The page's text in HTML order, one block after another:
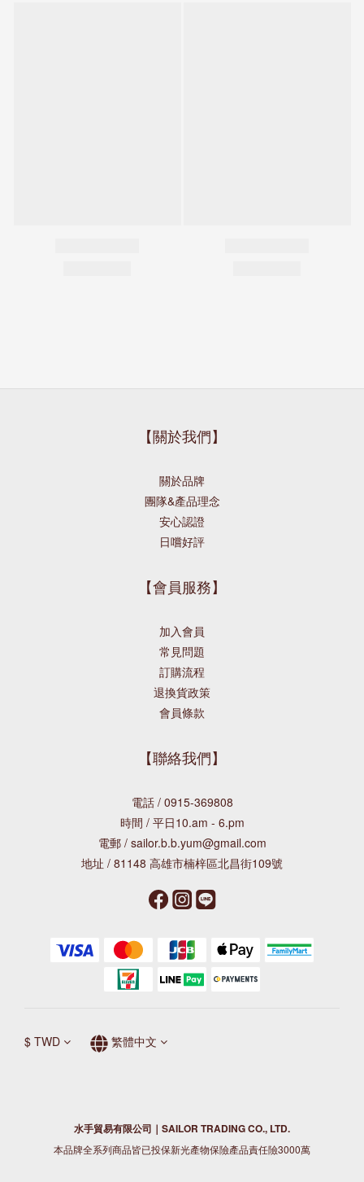
【關於我們】
關於品牌
團隊&產品理念
安心認證
日嚐好評
【會員服務】
加入會員
常見問題
訂購流程
退換貨政策
會員條款
【聯絡我們】
電話 / 0915-369808
時間 / 平日10.am - 6.pm
電郵 / sailor.b.b.yum@gmail.com
地址 / 81148 高雄市楠梓區北昌街109號
$ TWD 繁體中文
水手貿易有限公司｜SAILOR TRADING CO., LTD.
本品牌全系列商品皆已投保新光產物保險產品責任險3000萬